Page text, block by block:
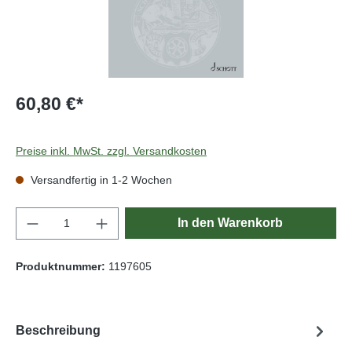
60,80 €*
Preise inkl. MwSt. zzgl. Versandkosten
Versandfertig in 1-2 Wochen
Produkt Anzahl: Gib den gewünschten
In den Warenkorb
Produktnummer: 1197605
Beschreibung